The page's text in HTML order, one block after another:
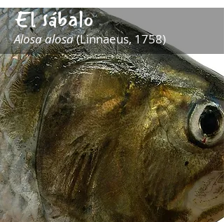
El sábalo
Alosa alosa(Linnaeus, 1758)